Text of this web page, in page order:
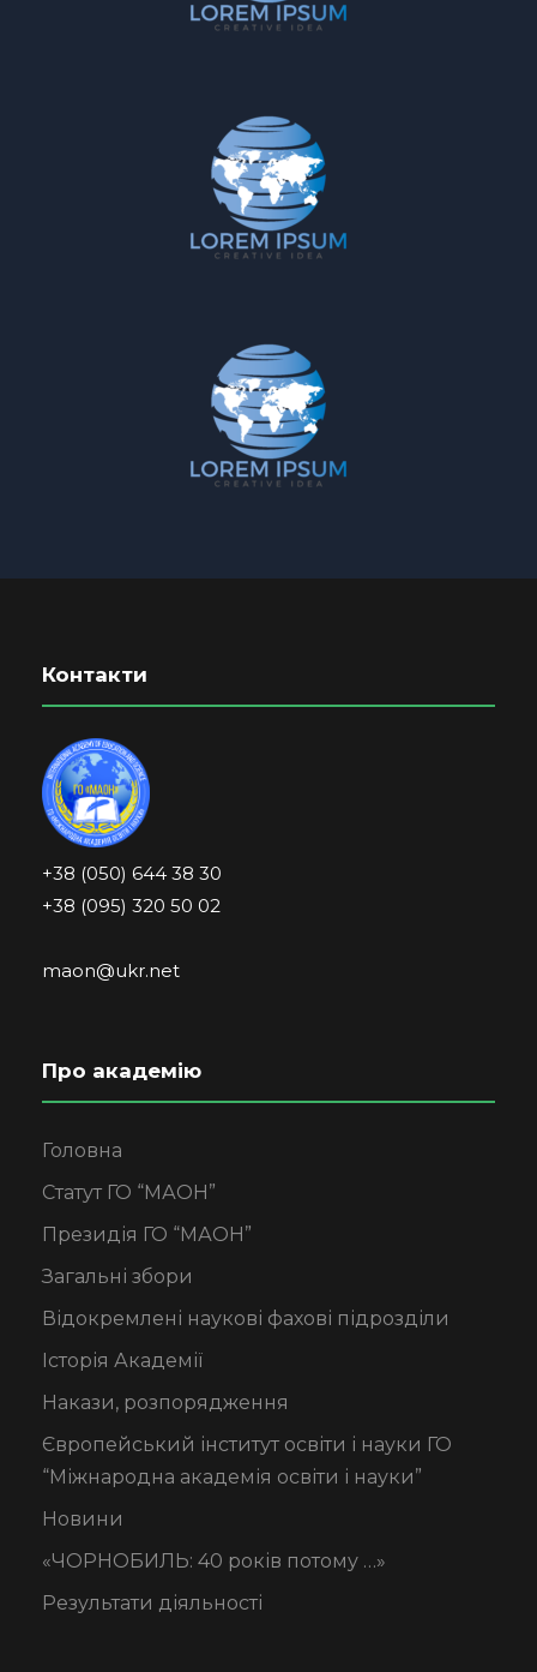
Контакти
+38 (050) 644 38 30
+38 (095) 320 50 02
maon@ukr.net
Про академію
Головна
Статут ГО “МАОН”
Президія ГО “МАОН”
Загальні збори
Відокремлені наукові фахові підрозділи
Історія Академії
Накази, розпорядження
Європейський інститут освіти і науки ГО
“Міжнародна академія освіти і науки”
Новини
«ЧОРНОБИЛЬ: 40 років потому …»
Результати діяльності